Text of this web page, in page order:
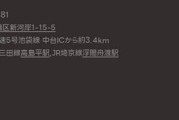
区新河岸1-15-5
速5号池袋線 中台ICから約3.4km
田線高島平駅,JR埼京線浮間舟渡駅